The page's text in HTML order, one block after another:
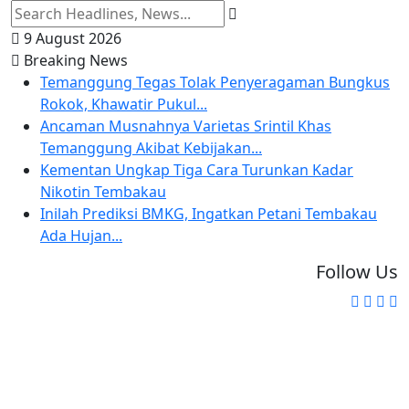
9 August 2026
Breaking News
Temanggung Tegas Tolak Penyeragaman Bungkus
Rokok, Khawatir Pukul...
Ancaman Musnahnya Varietas Srintil Khas
Temanggung Akibat Kebijakan...
Kementan Ungkap Tiga Cara Turunkan Kadar
Nikotin Tembakau
Inilah Prediksi BMKG, Ingatkan Petani Tembakau
Ada Hujan...
Follow Us